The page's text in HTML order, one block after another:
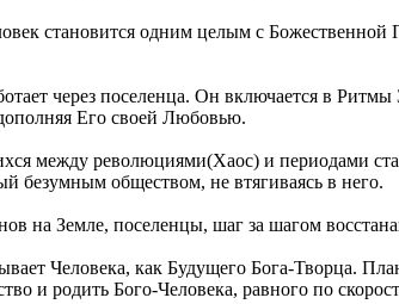
становится одним целым с
через поселенца. Он включается в
Его своей Любовью.
между революциями(Хаос) и периодами
безумным обществом, не втягиваясь в него.
на Земле, поселенцы, шаг за шагом
Человека, как Будущего Бога-Творца.
и родить Бого-Человека, равного по